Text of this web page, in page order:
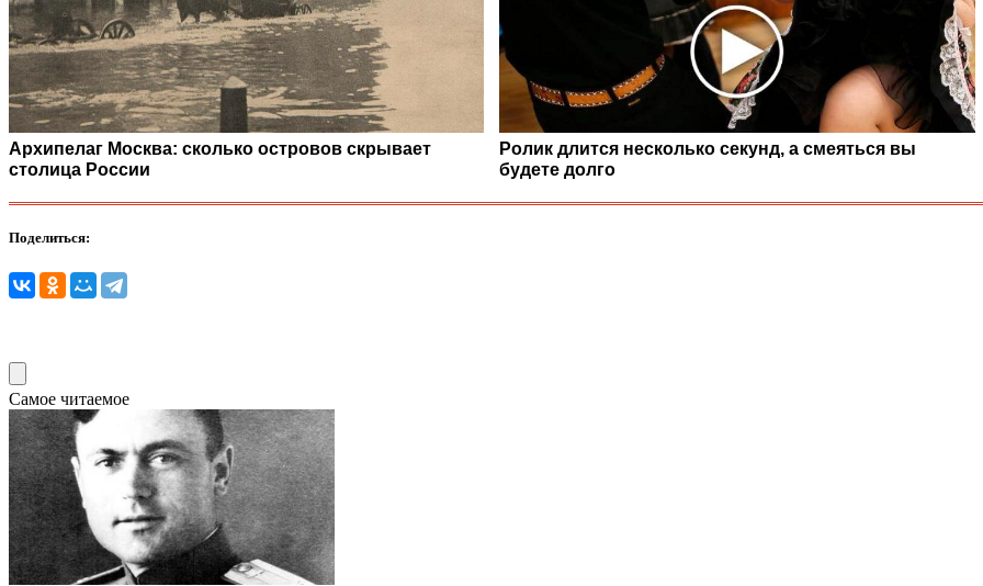
Архипелаг Москва: сколько островов скрывает
столица России
Ролик длится несколько секунд, а смеяться вы
будете долго
Поделиться:
Самое читаемое